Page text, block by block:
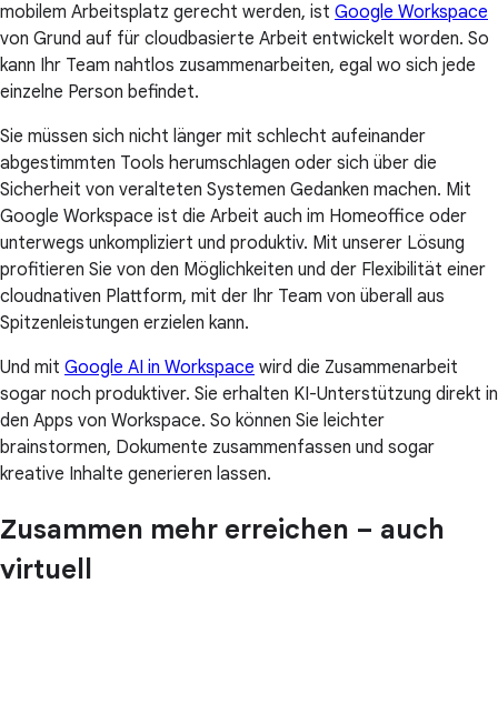
mobilem Arbeitsplatz gerecht werden, ist Google Workspace
von Grund auf für cloudbasierte Arbeit entwickelt worden. So
kann Ihr Team nahtlos zusammenarbeiten, egal wo sich jede
einzelne Person befindet.
Sie müssen sich nicht länger mit schlecht aufeinander
abgestimmten Tools herumschlagen oder sich über die
Sicherheit von veralteten Systemen Gedanken machen. Mit
Google Workspace ist die Arbeit auch im Homeoffice oder
unterwegs unkompliziert und produktiv. Mit unserer Lösung
profitieren Sie von den Möglichkeiten und der Flexibilität einer
cloudnativen Plattform, mit der Ihr Team von überall aus
Spitzenleistungen erzielen kann.
Und mit Google AI in Workspace wird die Zusammenarbeit
sogar noch produktiver. Sie erhalten KI-Unterstützung direkt in
den Apps von Workspace. So können Sie leichter
brainstormen, Dokumente zusammenfassen und sogar
kreative Inhalte generieren lassen.
Zusammen mehr erreichen – auch
virtuell